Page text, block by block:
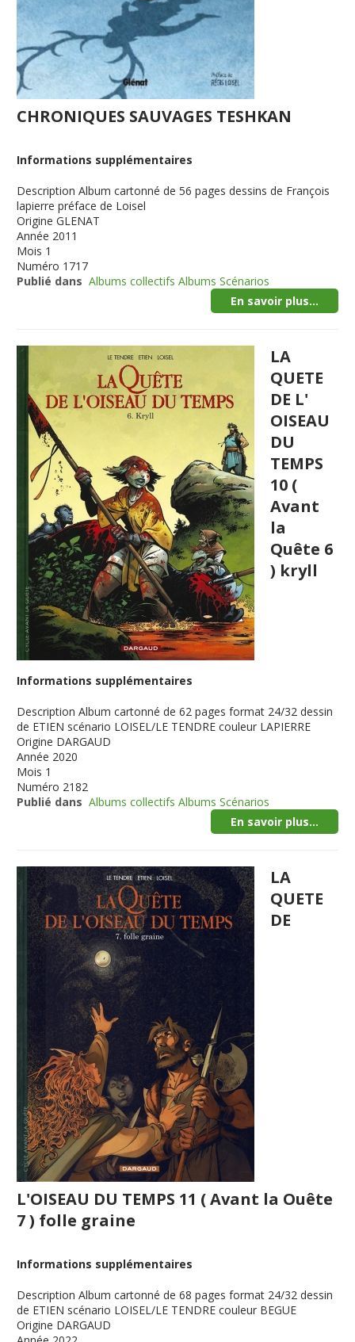
CHRONIQUES SAUVAGES TESHKAN
Informations supplémentaires
Description Album cartonné de 56 pages dessins de François
lapierre préface de Loisel
Origine GLENAT
Année 2011
Mois 1
Numéro 1717
Publié dans Albums collectifs Albums Scénarios
En savoir plus...
LA
QUETE
DE L'
OISEAU
DU
TEMPS
10 (
Avant
la
Quête 6
) kryll
Informations supplémentaires
Description Album cartonné de 62 pages format 24/32 dessin
de ETIEN scénario LOISEL/LE TENDRE couleur LAPIERRE
Origine DARGAUD
Année 2020
Mois 1
Numéro 2182
Publié dans Albums collectifs Albums Scénarios
En savoir plus...
LA
QUETE
DE
L'OISEAU DU TEMPS 11 ( Avant la Ouête
7 ) folle graine
Informations supplémentaires
Description Album cartonné de 68 pages format 24/32 dessin
de ETIEN scénario LOISEL/LE TENDRE couleur BEGUE
Origine DARGAUD